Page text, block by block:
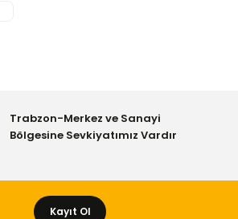
Trabzon-Merkez ve Sanayi
Bölgesine Sevkiyatımız Vardır
Kayıt Ol